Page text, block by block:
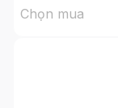
Chọn mua